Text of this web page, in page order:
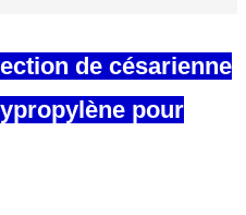
de césarienne
pour